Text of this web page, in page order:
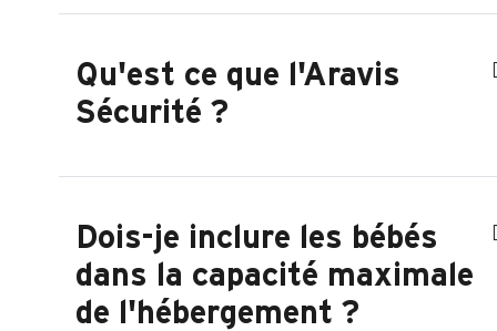
Qu'est ce que l'Aravis
Sécurité ?
Dois-je inclure les bébés
dans la capacité maximale
de l'hébergement ?